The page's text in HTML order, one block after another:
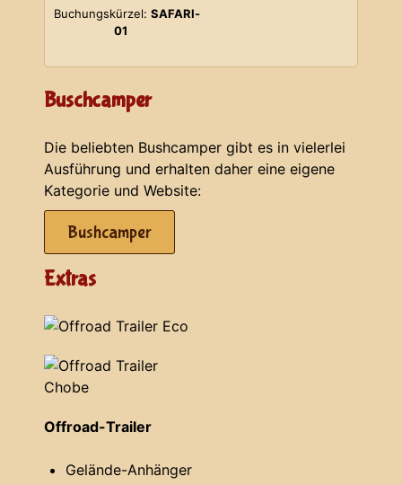
Buchungskürzel: SAFARI-
01
Buschcamper
Die beliebten Bushcamper gibt es in vielerlei
Ausführung und erhalten daher eine eigene
Kategorie und Website:
Bushcamper
Extras
Offroad-Trailer
Gelände-Anhänger